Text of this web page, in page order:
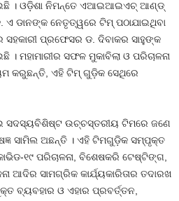
। ଓଡ଼ିଶା ନିମନ୍ତେ ଏଆଇଆଇଏଚ୍ ଆଣ୍ଡ୍
ଏ ଡାନଙ୍କ ନେତୃତ୍ୱରେ ଟିମ୍ ପଠାଯାଇଥିବା
ପ୍ରଫେସର ଡ. ଦିବାକର ସାହୁଙ୍କ
ମହାମାରୀର ସଫଳ ମୁକାବିଲା ଓ ପରିଚାଳନା
କରୁଛନ୍ତି, ଏହି ଟିମ୍ ଗୁଡ଼ିକ ସେଥିରେ
ସଦସ୍ୟବିଶିଷ୍ଟ ଉଚ୍ଚସ୍ତରୀୟ ଟିମରେ ଜଣେ
ସାମିଲ ଅଛନ୍ତି । ଏହି ଟିମଗୁଡ଼ିକ ସମ୍ପୃକ୍ତ
୧୯ ପରିଚାଳନା, ବିଶେଷକରି ଟେଷ୍ଟିଙ୍ଗ,
ଆଦିର ସାମଗ୍ରିକ କାର୍ଯ୍ୟକାରିତାର ତଦାରଖ
ବ୍ୟବହାର ଓ ଏହାର ପ୍ରବର୍ତ୍ତନ,